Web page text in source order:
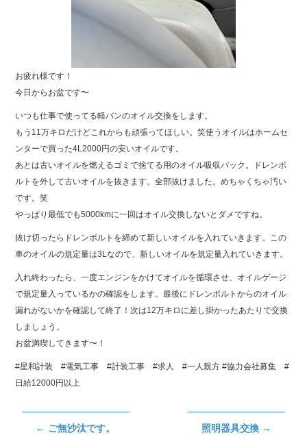
お疲れ様です！
今日からお盆です〜
いつも仕事で使ってる軽バンのオイル交換をします。
もう11万キロだけどこれからも頑張ってほしい。笑使うオイルはホームセ
ンターで買った4L2000円の安いオイルです。
あとは古いオイルを燃えるゴミで捨てる用のオイル吸収パック。ドレンボ
ルトを外して古いオイルを抜きます。全部抜けました。めちゃくちゃ汚い
です。笑
やっぱり最低でも5000kmに一回はオイル交換しないとダメですね。
抜け切ったらドレンボルトを締めて新しいオイルを入れていきます。この
車のオイルの規定量は3Lなので、新しいオイルを規定量入れていきます。
入れ終わったら、一度エンジンをかけてオイルを循環させ、オイルゲージ
で規定量入っているかの確認をします。最後にドレンボルトからのオイル
漏れがないかを確認して終了！次は12万キロに差し掛かったあたりで交換
しましょう。
お盆満喫してきます〜！
#星和計装 #電気工事 #計装工事 #求人 #一人親方 #協力会社募集 #
日給12000円以上
← ご無沙汰です。 照明器具交換 →